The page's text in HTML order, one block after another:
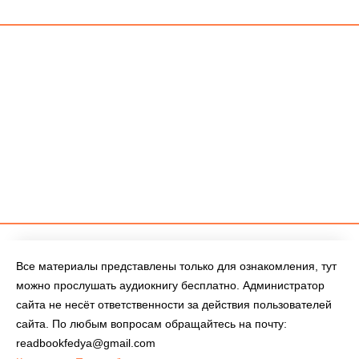
Все материалы представлены только для ознакомления, тут
можно прослушать аудиокнигу бесплатно. Администратор
сайта не несёт ответственности за действия пользователей
сайта. По любым вопросам обращайтесь на почту:
readbookfedya@gmail.com